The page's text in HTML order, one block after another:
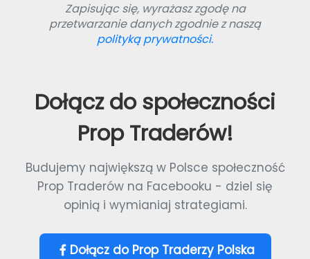
Zapisując się, wyrażasz zgodę na
przetwarzanie danych zgodnie z naszą
polityką prywatności.
Dołącz do społeczności
Prop Traderów!
Budujemy największą w Polsce społeczność
Prop Traderów na Facebooku - dziel się
opinią i wymianiaj strategiami.
Dołącz do Prop Traderzy Polska